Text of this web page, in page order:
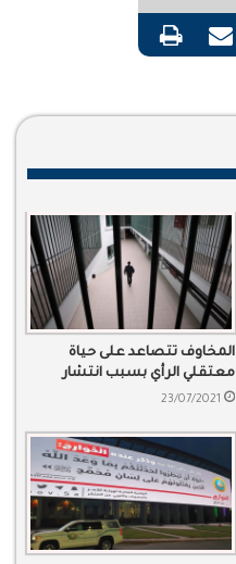
مشاركة عبر البريد طباعة
المخاوف تتصاعد على حياة
معتقلي الرأي بسبب انتشار
الوباء23/07/2021